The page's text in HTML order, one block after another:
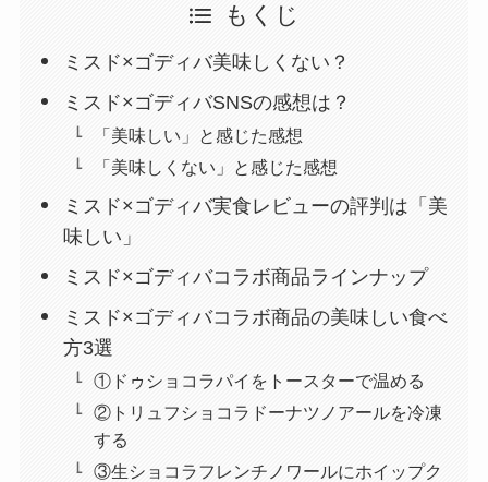
もくじ
ミスド×ゴディバ美味しくない？
ミスド×ゴディバSNSの感想は？
「美味しい」と感じた感想
「美味しくない」と感じた感想
ミスド×ゴディバ実食レビューの評判は「美
味しい」
ミスド×ゴディバコラボ商品ラインナップ
ミスド×ゴディバコラボ商品の美味しい食べ
方3選
①ドゥショコラパイをトースターで温める
②トリュフショコラドーナツノアールを冷凍
する
③生ショコラフレンチノワールにホイップク